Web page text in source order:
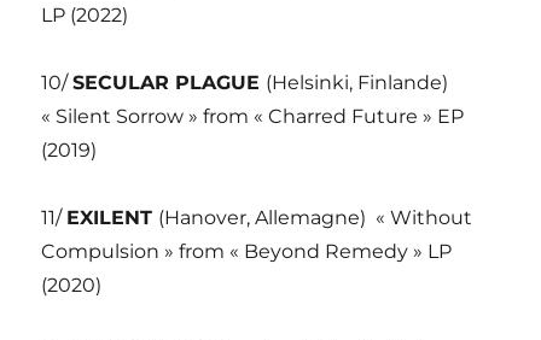
LP (2022)
10/SECULAR PLAGUE (Helsinki, Finlande)
« Silent Sorrow » from « Charred Future » EP
(2019)
11/ EXILENT (Hanover, Allemagne) « Without
Compulsion » from « Beyond Remedy » LP
(2020)